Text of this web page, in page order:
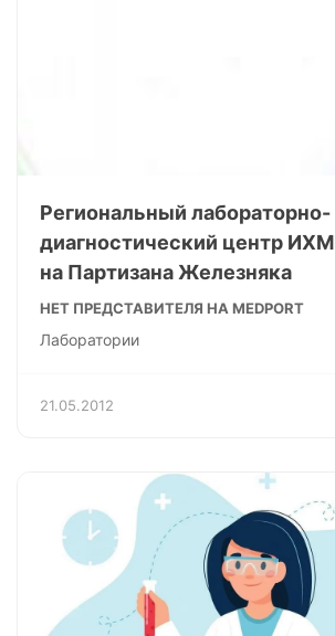
Региональный лабораторно-
диагностический центр
на Партизана Железняка
НЕТ ПРЕДСТАВИТЕЛЯ НА MEDPORT
Лаборатории
21.05.2012